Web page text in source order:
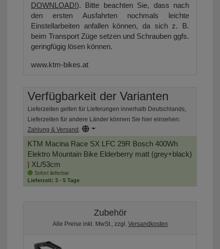
DOWNLOAD!). Bitte beachten Sie, dass nach
den ersten Ausfahrten nochmals leichte
Einstellarbeiten anfallen können, da sich z. B.
beim Transport Züge setzen und Schrauben ggfs.
geringfügig lösen können.
www.ktm-bikes.at
Verfügbarkeit der Varianten
Lieferzeiten gelten für Lieferungen innerhalb Deutschlands,
Lieferzeiten für andere Länder können Sie hier einsehen:
Zahlung & Versand .
KTM Macina Race SX LFC 29R Bosch 400Wh
Elektro Mountain Bike Elderberry matt (grey+black)
| XL/53cm
Sofort lieferbar
Lieferzeit: 3 - 5 Tage
Zubehör
Alle Preise inkl. MwSt., zzgl. Versandkosten